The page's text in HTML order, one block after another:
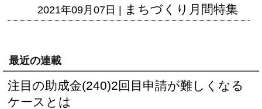
2021年09月07日 | まちづくり月間特集
最近の連載
注目の助成金(240)2回目申請が難しくなる
ケースとは